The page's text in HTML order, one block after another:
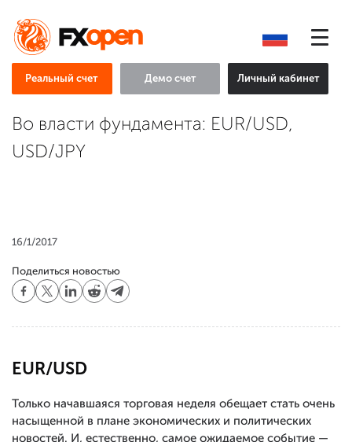
Реальный счет Демо счет Личный кабинет
Во власти фундамента: EUR/USD,
USD/JPY
16/1/2017
Поделиться новостью
EUR/USD
Только начавшаяся торговая неделя обещает стать очень
насыщенной в плане экономических и политических
новостей. И, естественно, самое ожидаемое событие —